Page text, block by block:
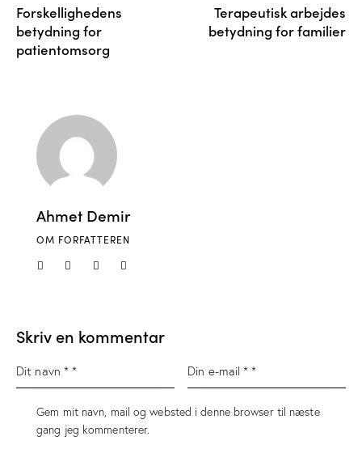
Forskellighedens
betydning for
patientomsorg
Terapeutisk arbejdes
betydning for familier
Ahmet Demir
OM FORFATTEREN
Skriv en kommentar
Gem mit navn, mail og websted i denne browser til næste
gang jeg kommenterer.